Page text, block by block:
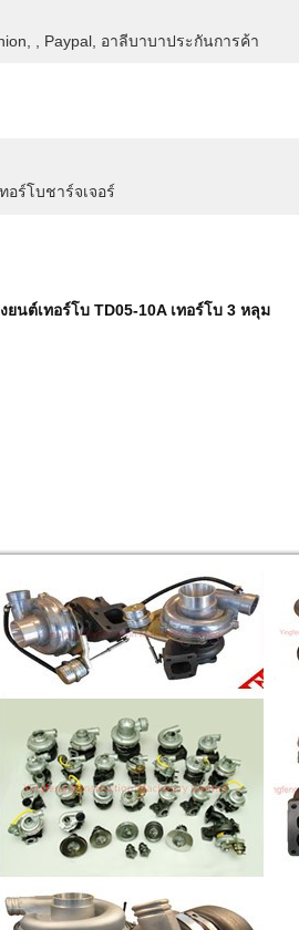
, Paypal, อาลีบาบาประกันการค้า
อร์โบชาร์จเจอร์
นต์เทอร์โบ TD05-10A เทอร์โบ 3 หลุม